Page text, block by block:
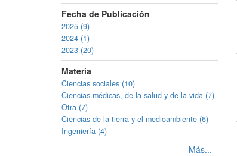
Fecha de Publicación
2025 (9)
2024 (1)
2023 (20)
Materia
Ciencias sociales (10)
Ciencias médicas, de la salud y de la vida (7)
Otra (7)
Ciencias de la tierra y el medioambiente (6)
Ingeniería (4)
Más...